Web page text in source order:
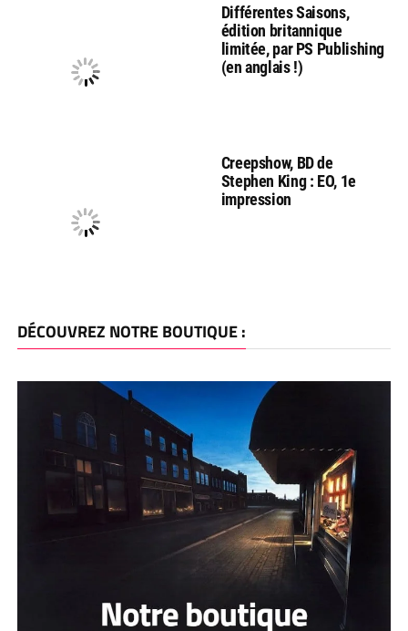
Différentes Saisons,
édition britannique
limitée, par PS Publishing
(en anglais !)
Creepshow, BD de
Stephen King : EO, 1e
impression
DÉCOUVREZ NOTRE BOUTIQUE :